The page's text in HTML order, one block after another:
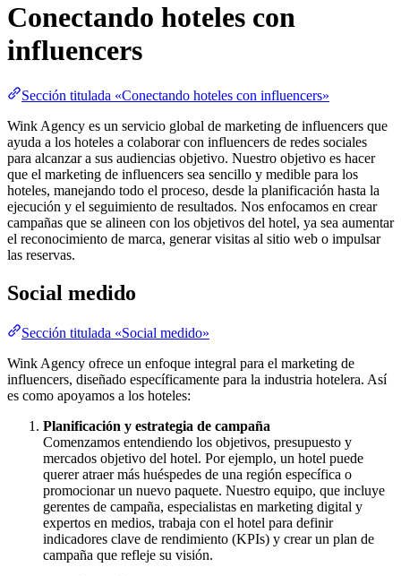
Conectando hoteles con
influencers
Sección titulada «Conectando hoteles con influencers»
Wink Agency es un servicio global de marketing de influencers que
ayuda a los hoteles a colaborar con influencers de redes sociales
para alcanzar a sus audiencias objetivo. Nuestro objetivo es hacer
que el marketing de influencers sea sencillo y medible para los
hoteles, manejando todo el proceso, desde la planificación hasta la
ejecución y el seguimiento de resultados. Nos enfocamos en crear
campañas que se alineen con los objetivos del hotel, ya sea aumentar
el reconocimiento de marca, generar visitas al sitio web o impulsar
las reservas.
Social medido
Sección titulada «Social medido»
Wink Agency ofrece un enfoque integral para el marketing de
influencers, diseñado específicamente para la industria hotelera. Así
es como apoyamos a los hoteles:
Planificación y estrategia de campaña
Comenzamos entendiendo los objetivos, presupuesto y
mercados objetivo del hotel. Por ejemplo, un hotel puede
querer atraer más huéspedes de una región específica o
promocionar un nuevo paquete. Nuestro equipo, que incluye
gerentes de campaña, especialistas en marketing digital y
expertos en medios, trabaja con el hotel para definir
indicadores clave de rendimiento (KPIs) y crear un plan de
campaña que refleje su visión.